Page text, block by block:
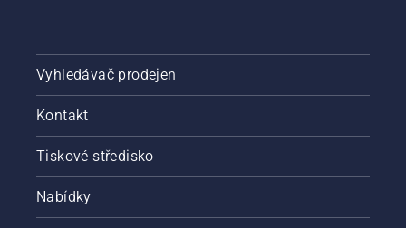
Vyhledávač prodejen
Kontakt
Tiskové středisko
Nabídky